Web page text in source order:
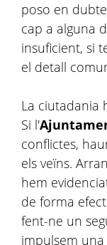
poso en
cap a alguna
insuficient, si
el detall
La ciutadania
Si l'
conflictes,
els veïns.
hem
de forma
fent-ne un
impulsem